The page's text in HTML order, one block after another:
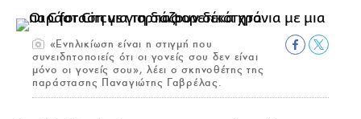
«Ενηλικίωση είναι η στιγμή που
συνειδητοποιείς ότι οι γονείς σου δεν είναι
μόνο οι γονείς σου», λέει ο σκηνοθέτης της
παράστασης Παναγιώτης Γαβρέλας.